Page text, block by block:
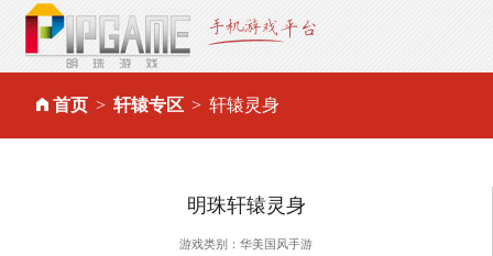
首页 轩辕专区 轩辕灵身
明珠轩辕灵身
游戏类别：华美国风手游